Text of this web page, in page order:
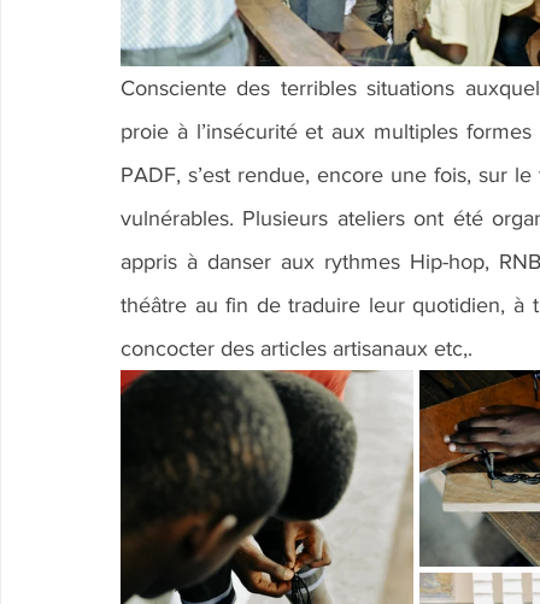
Consciente des terribles situations
proie à l’insécurité et aux multiples
PADF, s’est rendue, encore une fois, sur
vulnérables. Plusieurs ateliers ont été
appris à danser aux rythmes Hip-hop,
théâtre au fin de traduire leur quotidien, à
concocter des articles artisanaux etc,.